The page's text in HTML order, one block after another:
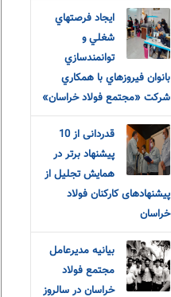
ايجاد فرصتهاي
شغلي و
توانمندسازي
بانوان فيروزهاي با همکاري
شرکت «مجتمع فولاد خراسان»
قدردانی از 10
پیشنهاد برتر در
همایش تجلیل از
پیشنهادهای کارکنان فولاد
خراسان
بیانیه مدیرعامل
مجتمع فولاد
خراسان در سالروز